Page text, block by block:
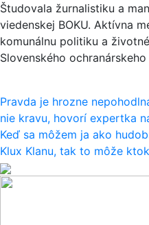
Študovala žurnalistiku a
viedenskej BOKU. Aktívna
komunálnu politiku a
Slovenského ochranárskeho
Navigácia
v
článku
Pravda je hrozne
nie kravu, hovorí expertka
Keď sa môžem ja ako
Klux Klanu, tak to môže